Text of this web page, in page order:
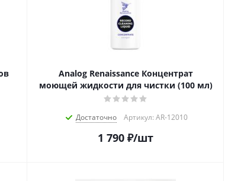
Analog Renaissance Концентрат
моющей жидкости для чистки (100 мл)
Достаточно Артикул: AR-12010
1 790 ₽/шт